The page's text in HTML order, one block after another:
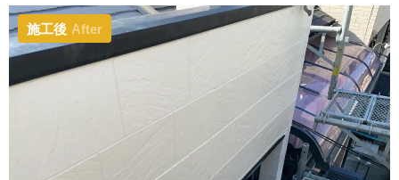
施工後 After